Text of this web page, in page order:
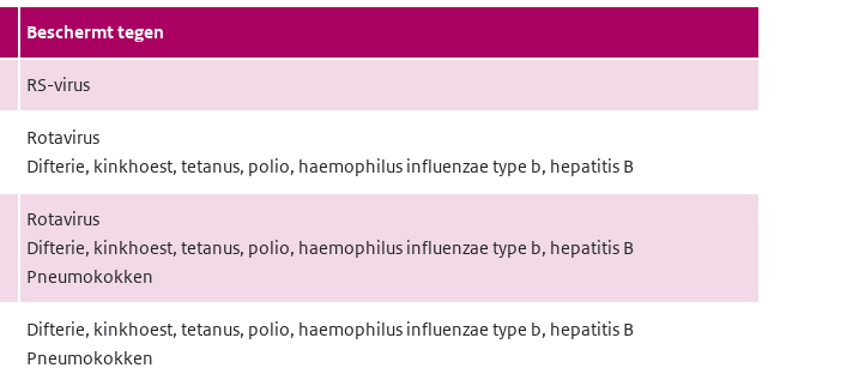
Beschermt tegen
RS-virus
Rotavirus
Difterie, kinkhoest, tetanus, polio, haemophilus influenzae type b, hepatitis B
Rotavirus
Difterie, kinkhoest, tetanus, polio, haemophilus influenzae type b, hepatitis B
Pneumokokken
Difterie, kinkhoest, tetanus, polio, haemophilus influenzae type b, hepatitis B
Pneumokokken